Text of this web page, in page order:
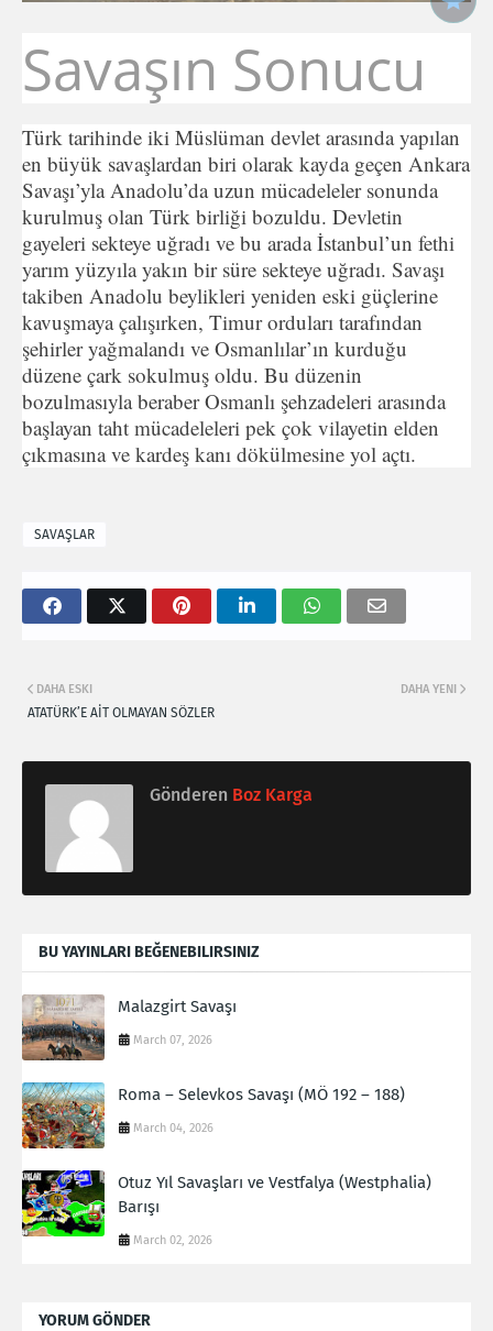
Savaşın Sonucu
Türk tarihinde iki Müslüman devlet arasında yapılan
en büyük savaşlardan biri olarak kayda geçen Ankara
Savaşı’yla Anadolu’da uzun mücadeleler sonunda
kurulmuş olan Türk birliği bozuldu. Devletin
gayeleri sekteye uğradı ve bu arada İstanbul’un fethi
yarım yüzyıla yakın bir süre sekteye uğradı. Savaşı
takiben Anadolu beylikleri yeniden eski güçlerine
kavuşmaya çalışırken, Timur orduları tarafından
şehirler yağmalandı ve Osmanlılar’ın kurduğu
düzene çark sokulmuş oldu. Bu düzenin
bozulmasıyla beraber Osmanlı şehzadeleri arasında
başlayan taht mücadeleleri pek çok vilayetin elden
çıkmasına ve kardeş kanı dökülmesine yol açtı.
SAVAŞLAR
DAHA YENI
DAHA ESKI
ATATÜRK’E AİT OLMAYAN SÖZLER
Gönderen Boz Karga
BU YAYINLARI BEĞENEBILIRSINIZ
Malazgirt Savaşı
March 07, 2026
Roma – Selevkos Savaşı (MÖ 192 – 188)
March 04, 2026
Otuz Yıl Savaşları ve Vestfalya (Westphalia)
Barışı
March 02, 2026
YORUM GÖNDER